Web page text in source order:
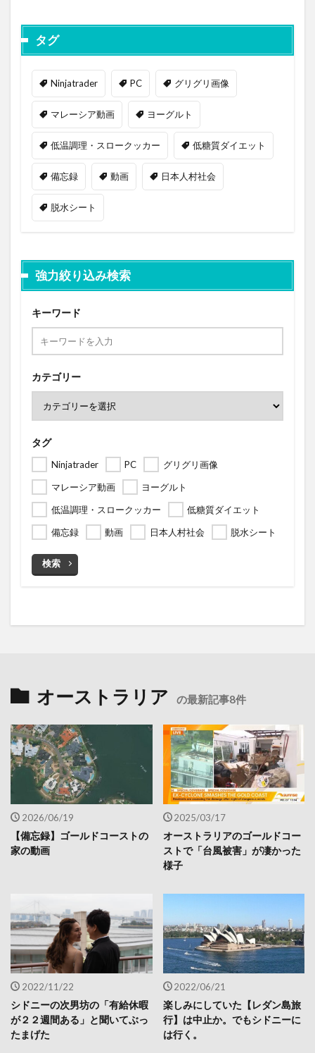
タグ
Ninjatrader PC グリグリ画像
マレーシア動画 ヨーグルト
低温調理・スロークッカー 低糖質ダイエット
備忘録 動画 日本人村社会
脱水シート
強力絞り込み検索
キーワード
カテゴリー
タグ
Ninjatrader PC
グリグリ画像
マレーシア動画
ヨーグルト
低温調理・スロークッカー
低糖質ダイエット
備忘録
動画 日本人村社会 脱水シート
検索
オーストラリア の最新記事8件
2026/06/19
【備忘録】ゴールドコーストの
家の動画
2025/03/17
オーストラリアのゴールドコー
ストで「台風被害」が凄かった
様子
2022/11/22
シドニーの次男坊の「有給休暇
が２２週間ある」と聞いてぶっ
たまげた
2022/06/21
楽しみにしていた【レダン島旅
行】は中止か。でもシドニーに
は行く。